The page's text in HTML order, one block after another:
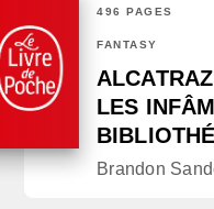
496 PAGES
FANTASY
LES
Brandon